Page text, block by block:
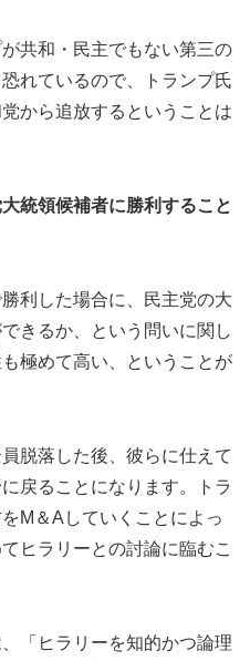
共和・民主でもない第三の
れているので、トランプ氏
から追放するということは
統領候補者に勝利すること
利した場合に、民主党の大
きるか、という問いに関し
極めて高い、ということが
脱落した後、彼らに仕えて
戻ることになります。トラ
M＆Aしていくことによっ
ヒラリーとの討論に臨むこ
「ヒラリーを知的かつ論理